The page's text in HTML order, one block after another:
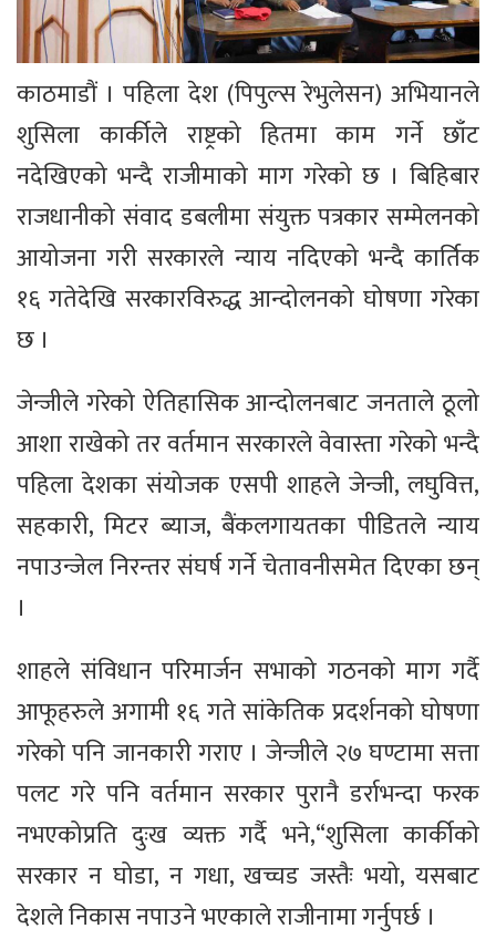
काठमाडौं । पहिला देश (पिपुल्स रेभुलेसन) अभियानले
शुसिला कार्कीले राष्ट्रको हितमा काम गर्ने छाँट
नदेखिएको भन्दै राजीमाको माग गरेको छ । बिहिबार
राजधानीको संवाद डबलीमा संयुक्त पत्रकार सम्मेलनको
आयोजना गरी सरकारले न्याय नदिएको भन्दै कार्तिक
१६ गतेदेखि सरकारविरुद्ध आन्दोलनको घोषणा गरेका
छ ।
जेन्जीले गरेको ऐतिहासिक आन्दोलनबाट जनताले ठूलो
आशा राखेको तर वर्तमान सरकारले वेवास्ता गरेको भन्दै
पहिला देशका संयोजक एसपी शाहले जेन्जी, लघुवित्त,
सहकारी, मिटर ब्याज, बैंकलगायतका पीडितले न्याय
नपाउन्जेल निरन्तर संघर्ष गर्ने चेतावनीसमेत दिएका छन्
।
शाहले संविधान परिमार्जन सभाको गठनको माग गर्दै
आफूहरुले अगामी १६ गते सांकेतिक प्रदर्शनको घोषणा
गरेको पनि जानकारी गराए । जेन्जीले २७ घण्टामा सत्ता
पलट गरे पनि वर्तमान सरकार पुरानै डर्राभन्दा फरक
नभएकोप्रति दुःख व्यक्त गर्दै भने,“शुसिला कार्कीको
सरकार न घोडा, न गधा, खच्चड जस्तैः भयो, यसबाट
देशले निकास नपाउने भएकाले राजीनामा गर्नुपर्छ ।